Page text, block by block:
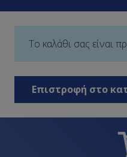
Το καλάθι σας είναι
Επιστροφή στο